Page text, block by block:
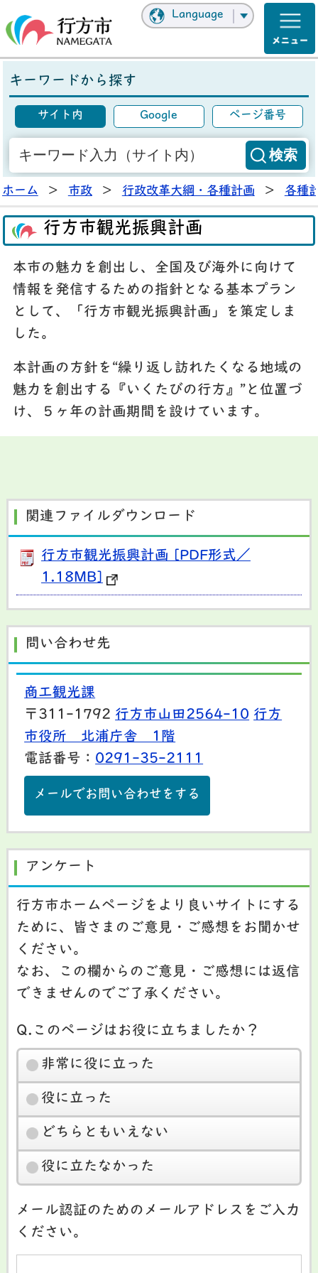
Language
キーワードから探す
サイト内 Google ページ番号
ホーム > 市政 > 行政改革大綱・各種計画 > 各種
行方市観光振興計画
本市の魅力を創出し、全国及び海外に向けて
情報を発信するための指針となる基本プラン
として、「行方市観光振興計画」を策定しま
した。
本計画の方針を“繰り返し訪れたくなる地域の
魅力を創出する『いくたびの行方』”と位置づ
け、５ヶ年の計画期間を設けています。
関連ファイルダウンロード
行方市観光振興計画 [PDF形式／
1.18MB]
問い合わせ先
商工観光課
〒311-1792 行方市山田2564-10 行方
市役所 北浦庁舎 1階
電話番号： 0291-35-2111
メールでお問い合わせをする
アンケート
行方市ホームページをより良いサイトにする
ために、皆さまのご意見・ご感想をお聞かせ
ください。
なお、この欄からのご意見・ご感想には返信
できませんのでご了承ください。
Q.このページはお役に立ちましたか？
非常に役に立った
役に立った
どちらともいえない
役に立たなかった
メール認証のためのメールアドレスをご入力
ください。